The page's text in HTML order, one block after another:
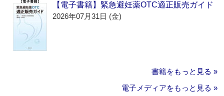
【電子書籍】緊急避妊薬OTC適正販売ガイド
2026年07月31日 (金)
書籍をもっと見る »
電子メディアをもっと見る »